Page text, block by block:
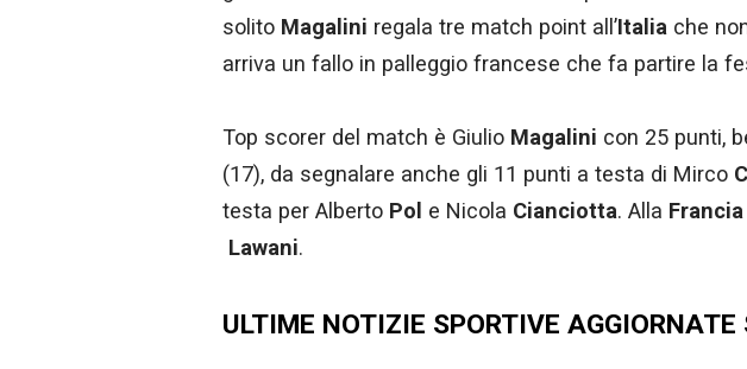
solito Magalini regala tre match point all’Italia che
arriva un fallo in palleggio francese che fa partire la
Top scorer del match è Giulio Magalini con 25 punti,
(17), da segnalare anche gli 11 punti a testa di Mirco
testa per Alberto Pol e Nicola Cianciotta. Alla Francia
Lawani.
ULTIME NOTIZIE SPORTIVE